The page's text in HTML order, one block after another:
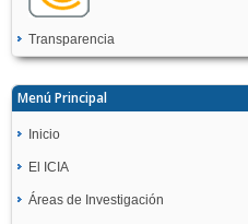
Transparencia
Menú Principal
Inicio
El ICIA
Áreas de Investigación